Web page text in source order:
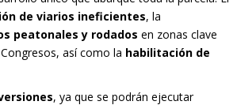
de viarios ineficientes, la
peatonales y rodados en zonas clave
así como la habilitación de
, ya que se podrán ejecutar